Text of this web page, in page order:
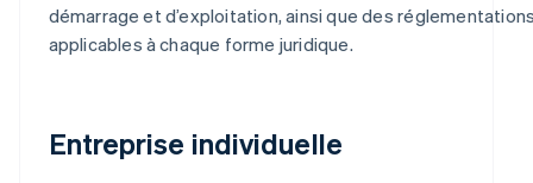
démarrage et d’exploitation, ainsi que des
applicables à chaque forme juridique.
Entreprise individuelle